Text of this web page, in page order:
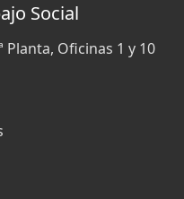
Social
Planta, Oficinas 1 y 10